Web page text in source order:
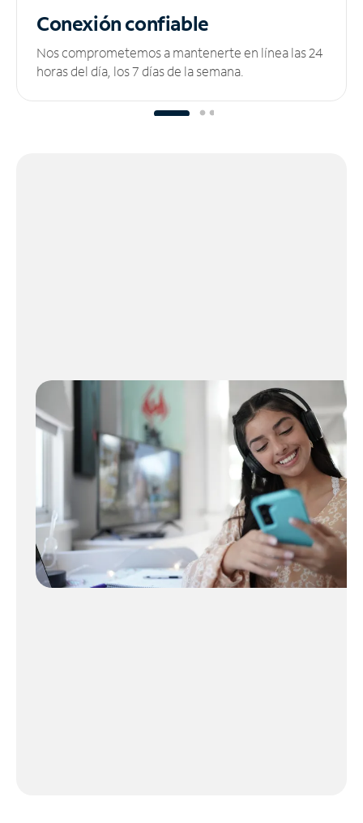
Conexión confiable
Nos comprometemos a mantenerte en línea las 24
horas del día, los 7 días de la semana.